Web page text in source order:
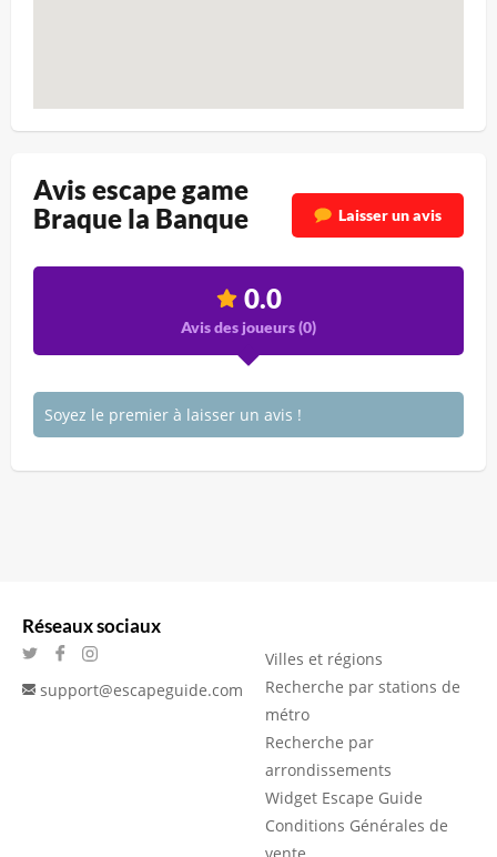
Avis escape game
Braque la Banque
Laisser un avis
0.0
Avis des joueurs (0)
Soyez le premier à laisser un avis !
Réseaux sociaux
support@escapeguide.com
Villes et régions
Recherche par stations de
métro
Recherche par
arrondissements
Widget Escape Guide
Conditions Générales de
vente